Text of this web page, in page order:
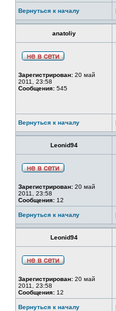
Вернуться к началу
anatoliy
Зарегистрирован: 20 май
2011, 23:58
Сообщения: 545
Вернуться к началу
Leonid94
Зарегистрирован: 20 май
2011, 23:58
Сообщения: 12
Вернуться к началу
Leonid94
Зарегистрирован: 20 май
2011, 23:58
Сообщения: 12
Вернуться к началу